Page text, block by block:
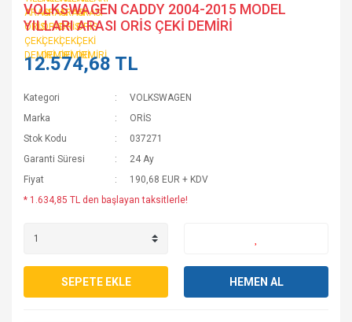
VOLKSWAGEN CADDY 2004-2015 MODEL
YILLARI ARASI ORİS ÇEKİ DEMİRİ
12.574,68 TL
Kategori
VOLKSWAGEN
Marka
ORİS
Stok Kodu
037271
Garanti Süresi
24 Ay
Fiyat
190,68 EUR + KDV
* 1.634,85 TL den başlayan taksitlerle!
SEPETE EKLE HEMEN AL